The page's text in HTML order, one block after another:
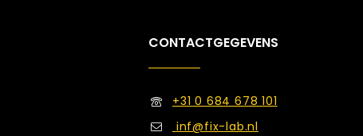
CONTACTGEGEVENS
+31 0 684 678 101
inf@fix-lab.nl